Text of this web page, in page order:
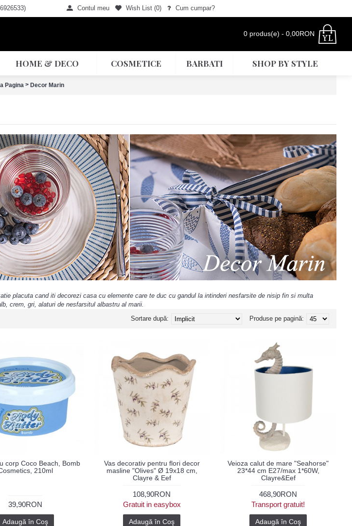
Contul meu Wish List (0) Cum cumpar?
0 produs(e) - 0,00RON
HOME & DECO COSMETICE BARBATI SHOP BY STYLE
Pagina > Decor Marin
placuta cand iti decorezi casa cu elemente care te duc cu gandul la intinderi nesfarsite de nisip fin si multa
crem, gri, alaturi de nesfarsitul albastru al marii.
Produse pe pagină:
Sortare după:
corp Coco Beach, Bomb
210ml
39,90RON
Adaugă în Coş
Vas decorativ pentru flori decor
masline "Olives" Ø 19x18 cm,
Clayre & Eef
108,90RON
Gratuit in easybox
Adaugă în Coş
Veioza calut de mare "Seahorse"
23*44 cm E27/max 1*60W,
Clayre&Eef
468,90RON
Transport gratuit!
Adaugă în Coş